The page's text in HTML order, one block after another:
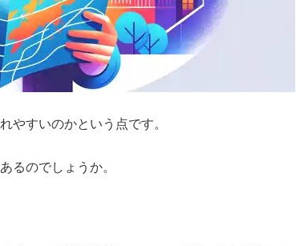
やすいのかという点です。
るのでしょうか。